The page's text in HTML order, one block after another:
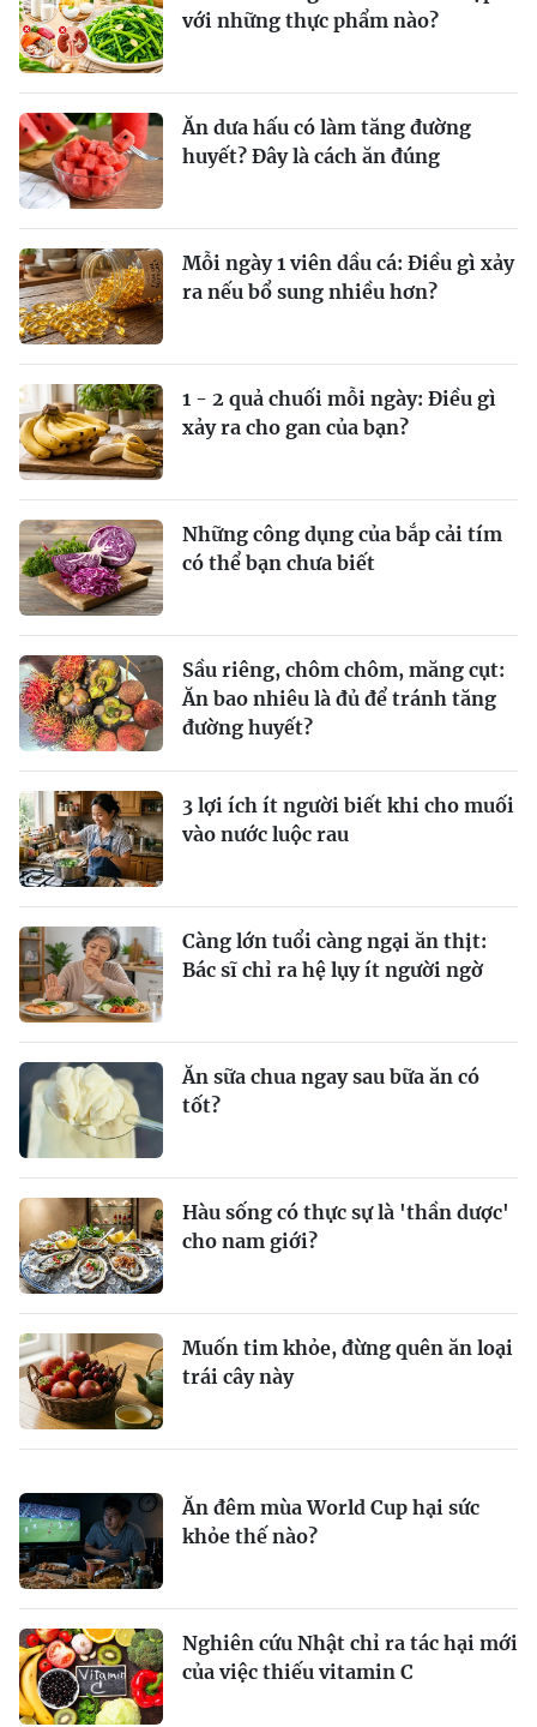
với những thực phẩm nào?
Ăn dưa hấu có làm tăng đường
huyết? Đây là cách ăn đúng
Mỗi ngày 1 viên dầu cá: Điều gì xảy
ra nếu bổ sung nhiều hơn?
1 - 2 quả chuối mỗi ngày: Điều gì
xảy ra cho gan của bạn?
Những công dụng của bắp cải tím
có thể bạn chưa biết
Sầu riêng, chôm chôm, măng cụt:
Ăn bao nhiêu là đủ để tránh tăng
đường huyết?
3 lợi ích ít người biết khi cho muối
vào nước luộc rau
Càng lớn tuổi càng ngại ăn thịt:
Bác sĩ chỉ ra hệ lụy ít người ngờ
Ăn sữa chua ngay sau bữa ăn có
tốt?
Hàu sống có thực sự là 'thần dược'
cho nam giới?
Muốn tim khỏe, đừng quên ăn loại
trái cây này
Ăn đêm mùa World Cup hại sức
khỏe thế nào?
Nghiên cứu Nhật chỉ ra tác hại mới
của việc thiếu vitamin C